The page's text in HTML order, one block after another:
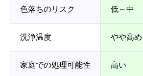
色落ちのリスク 低～中
洗浄温度 やや高め
家庭での処理可能性 高い